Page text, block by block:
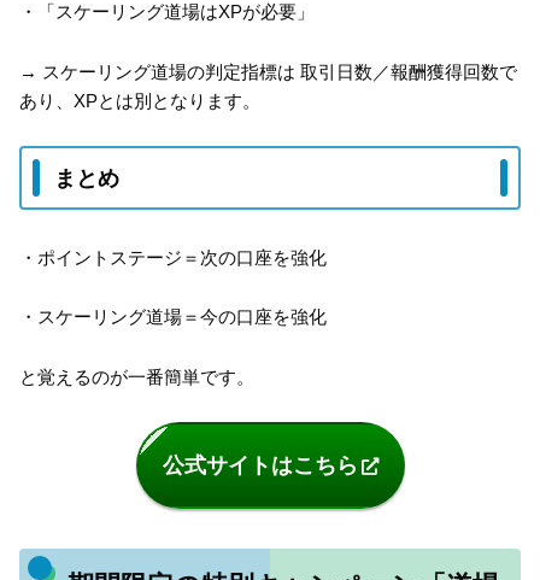
・「スケーリング道場はXPが必要」
→ スケーリング道場の判定指標は 取引日数／報酬獲得回数で
あり、XPとは別となります。
まとめ
・ポイントステージ＝次の口座を強化
・スケーリング道場＝今の口座を強化
と覚えるのが一番簡単です。
公式サイトはこちら